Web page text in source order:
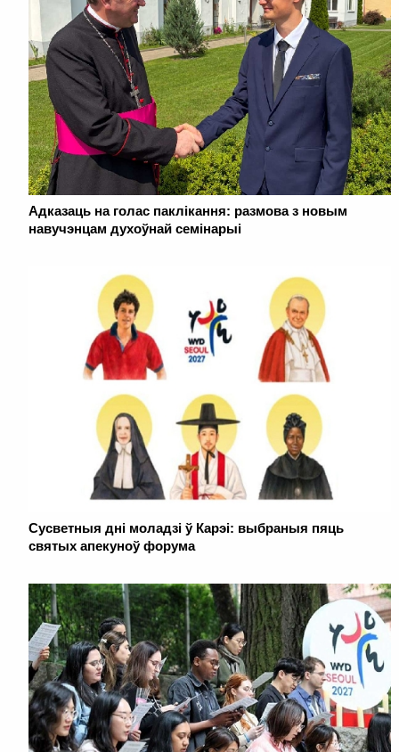
Адказаць на голас паклікання: размова з новым
навучэнцам духоўнай семінарыі
Сусветныя дні моладзі ў Карэі: выбраныя пяць
святых апекуноў форума